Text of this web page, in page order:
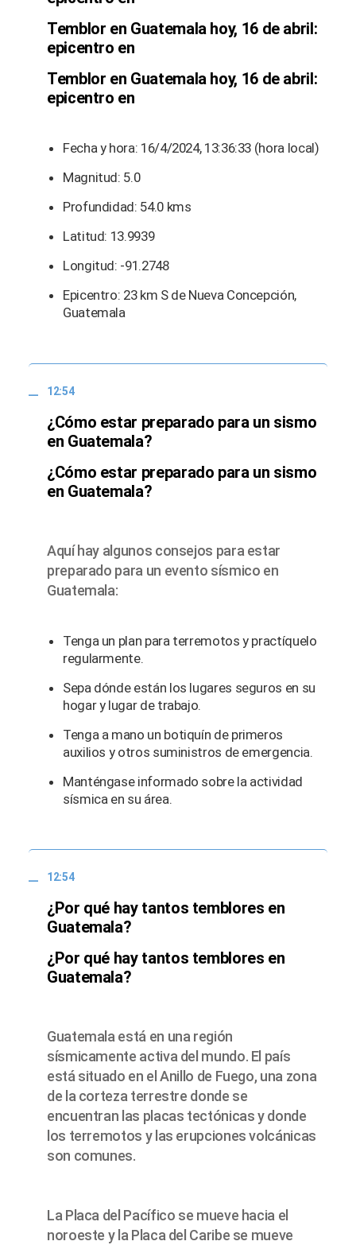
Temblor en Guatemala hoy, 16 de abril:
epicentro en
Temblor en Guatemala hoy, 16 de abril:
epicentro en
Fecha y hora: 16/4/2024, 13:36:33 (hora local)
Magnitud: 5.0
Profundidad: 54.0 kms
Latitud: 13.9939
Longitud: -91.2748
Epicentro: 23 km S de Nueva Concepción,
Guatemala
12:54
¿Cómo estar preparado para un sismo
en Guatemala?
¿Cómo estar preparado para un sismo
en Guatemala?
Aquí hay algunos consejos para estar
preparado para un evento sísmico en
Guatemala:
Tenga un plan para terremotos y practíquelo
regularmente.
Sepa dónde están los lugares seguros en su
hogar y lugar de trabajo.
Tenga a mano un botiquín de primeros
auxilios y otros suministros de emergencia.
Manténgase informado sobre la actividad
sísmica en su área.
12:54
¿Por qué hay tantos temblores en
Guatemala?
¿Por qué hay tantos temblores en
Guatemala?
Guatemala está en una región
sísmicamente activa del mundo. El país
está situado en el Anillo de Fuego, una zona
de la corteza terrestre donde se
encuentran las placas tectónicas y donde
los terremotos y las erupciones volcánicas
son comunes.
La Placa del Pacífico se mueve hacia el
noroeste y la Placa del Caribe se mueve